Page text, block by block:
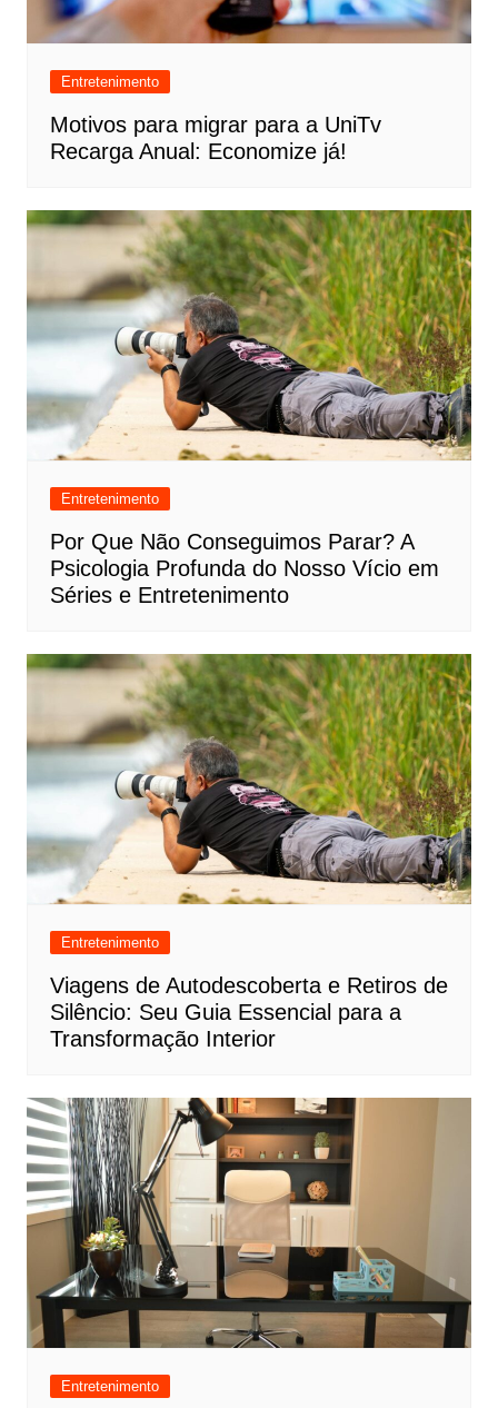
Entretenimento
Motivos para migrar para a UniTv
Recarga Anual: Economize já!
Entretenimento
Por Que Não Conseguimos Parar? A
Psicologia Profunda do Nosso Vício em
Séries e Entretenimento
Entretenimento
Viagens de Autodescoberta e Retiros de
Silêncio: Seu Guia Essencial para a
Transformação Interior
Entretenimento